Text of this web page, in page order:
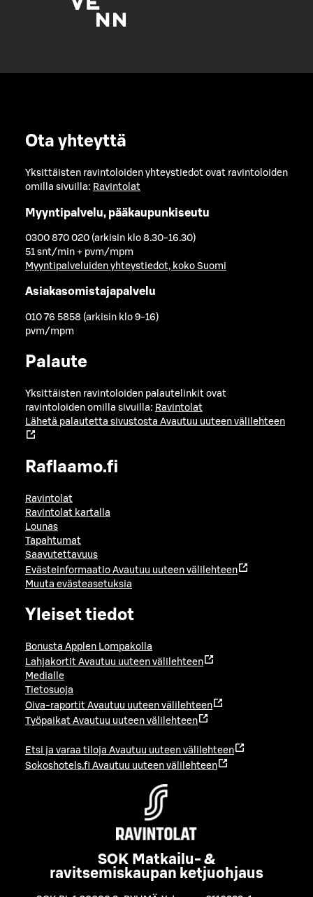
Ota yhteyttä
Yksittäisten ravintoloiden yhteystiedot ovat ravintoloiden
omilla sivuilla: Ravintolat
Myyntipalvelu, pääkaupunkiseutu
0300 870 020 (arkisin klo 8.30-16.30)
51 snt/min + pvm/mpm
Myyntipalveluiden yhteystiedot, koko Suomi
Asiakasomistajapalvelu
010 76 5858 (arkisin klo 9-16)
pvm/mpm
Palaute
Yksittäisten ravintoloiden palautelinkit ovat
ravintoloiden omilla sivuilla: Ravintolat
Lähetä palautetta sivustosta Avautuu uuteen välilehteen
Raflaamo.fi
Ravintolat
Ravintolat kartalla
Lounas
Tapahtumat
Saavutettavuus
Evästeinformaatio Avautuu uuteen välilehteen
Muuta evästeasetuksia
Yleiset tiedot
Bonusta Applen Lompakolla
Lahjakortit Avautuu uuteen välilehteen
Medialle
Tietosuoja
Oiva-raportit Avautuu uuteen välilehteen
Työpaikat Avautuu uuteen välilehteen
Etsi ja varaa tiloja Avautuu uuteen välilehteen
Sokoshotels.fi Avautuu uuteen välilehteen
SOK Matkailu- &
ravitsemiskaupan ketjuohjaus